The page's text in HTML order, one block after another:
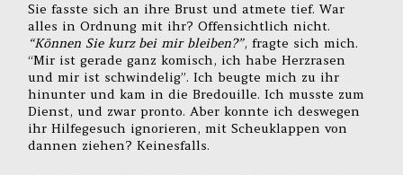
Sie fasste sich an ihre Brust und atmete tief. War
alles in Ordnung mit ihr? Offensichtlich nicht.
“Können Sie kurz bei mir bleiben?”, fragte sich mich.
“Mir ist gerade ganz komisch, ich habe Herzrasen
und mir ist schwindelig”. Ich beugte mich zu ihr
hinunter und kam in die Bredouille. Ich musste zum
Dienst, und zwar pronto. Aber konnte ich deswegen
ihr Hilfegesuch ignorieren, mit Scheuklappen von
dannen ziehen? Keinesfalls.